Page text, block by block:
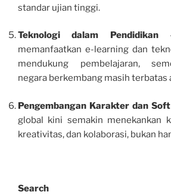
standar ujian tinggi.
Teknologi dalam Pendidikan–
memanfaatkan e-learning dan
mendukung pembelajaran,
negara berkembang masih terbatas
Pengembangan Karakter dan
global kini semakin menekankan
kreativitas, dan kolaborasi, bukan
Search